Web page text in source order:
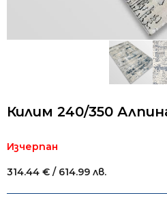
Килим 240/350
Изчерпан
314.44 € / 614.99 лв.